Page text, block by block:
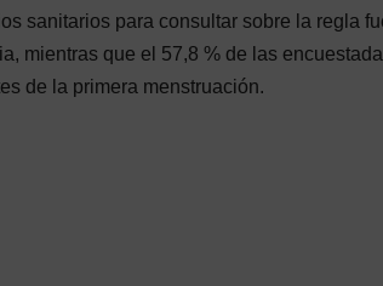
sanitarios para consultar sobre la regla
mientras que el 57,8 % de las
de la primera menstruación.